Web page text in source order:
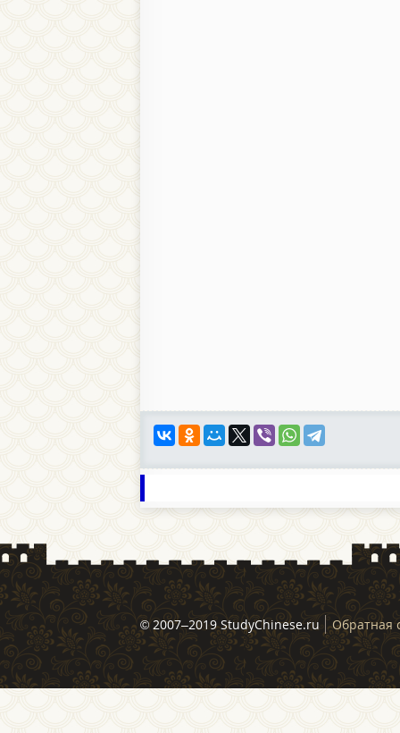
© 2007–2019 StudyChinese.ru Обратная